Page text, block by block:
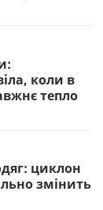
коли в
тепло
циклон
змінить